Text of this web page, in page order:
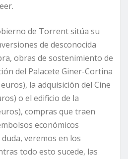
de Torrent sitúa su
de desconocida
obras de sostenimiento de
del Palacete Giner-Cortina
la adquisición del Cine
o el edificio de la
compras que traen
económicos
veremos en los
todo esto sucede, las